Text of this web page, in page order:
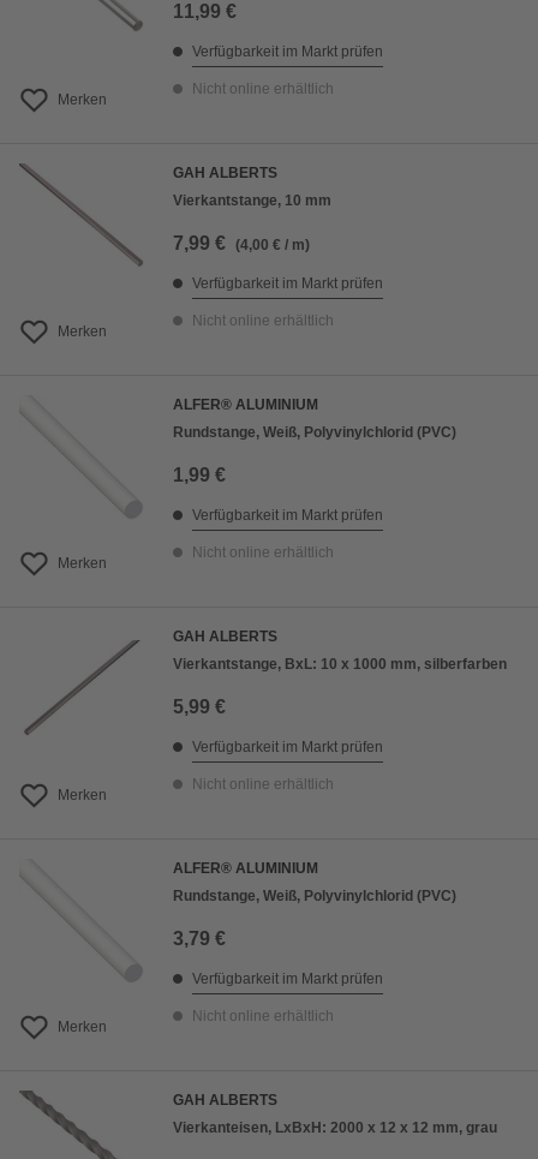
Merken
11,99 €
Verfügbarkeit im Markt prüfen
Nicht online erhältlich
Merken
GAH ALBERTS
Vierkantstange, 10 mm
7,99 € (4,00 € / m)
Verfügbarkeit im Markt prüfen
Nicht online erhältlich
Merken
ALFER® ALUMINIUM
Rundstange, Weiß, Polyvinylchlorid (PVC)
1,99 €
Verfügbarkeit im Markt prüfen
Nicht online erhältlich
Merken
GAH ALBERTS
Vierkantstange, BxL: 10 x 1000 mm, silberfarben
5,99 €
Verfügbarkeit im Markt prüfen
Nicht online erhältlich
Merken
ALFER® ALUMINIUM
Rundstange, Weiß, Polyvinylchlorid (PVC)
3,79 €
Verfügbarkeit im Markt prüfen
Nicht online erhältlich
GAH ALBERTS
Vierkanteisen, LxBxH: 2000 x 12 x 12 mm, grau